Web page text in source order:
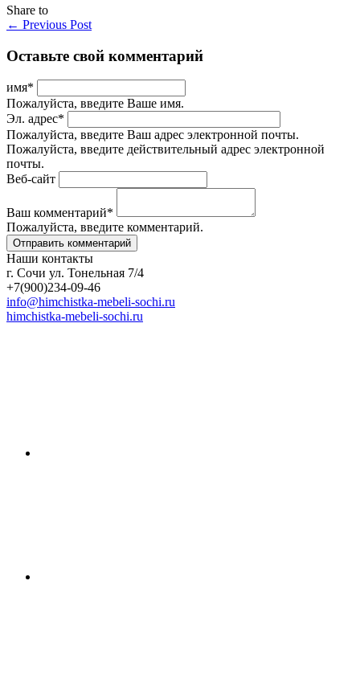
Share to
← Previous Post
Оставьте свой комментарий
имя*
Пожалуйста, введите Ваше имя.
Эл. адрес*
Пожалуйста, введите Ваш адрес электронной почты.
Пожалуйста, введите действительный адрес электронной
почты.
Веб-сайт
Ваш комментарий*
Пожалуйста, введите комментарий.
Наши контакты
г. Сочи ул. Тонельная 7/4
+7(900)234-09-46
info@himchistka-mebeli-sochi.ru
himchistka-mebeli-sochi.ru